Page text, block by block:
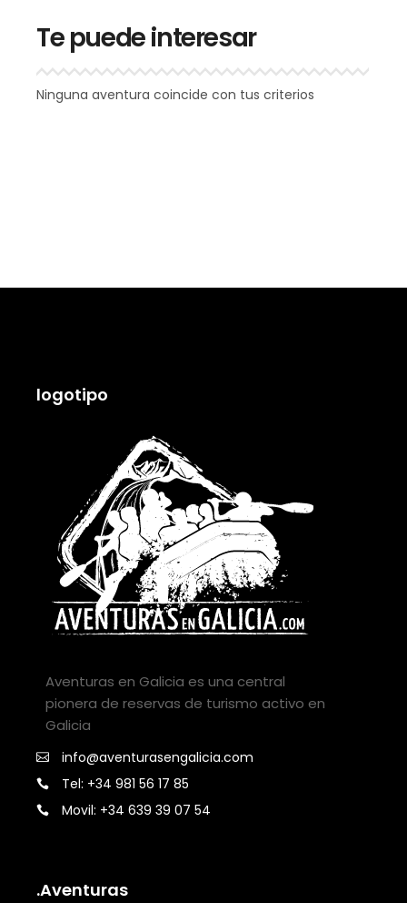
Te puede interesar
Ninguna aventura coincide con tus criterios
logotipo
Aventuras en Galicia es una central
pionera de reservas de turismo activo en
Galicia
info@aventurasengalicia.com
Tel: +34 981 56 17 85
Movil: +34 639 39 07 54
.Aventuras